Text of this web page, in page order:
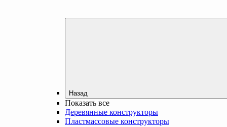
Назад
Показать все
Деревянные конструкторы
Пластмассовые конструкторы